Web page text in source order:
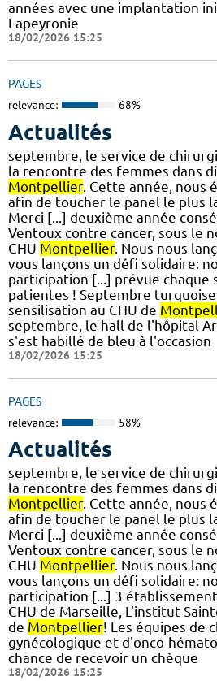
années avec une implantation
Lapeyronie
18/02/2026 15:25
PAGES
relevance: 68%
Actualités
septembre, le service de
la rencontre des femmes dans
Montpellier. Cette année, nous
afin de toucher le panel le plus
Merci [...] deuxième année
Ventoux contre cancer, sous le
CHU Montpellier. Nous nous
vous lançons un défi solidaire:
participation [...] prévue chaque
patientes ! Septembre
sensilisation au CHU de
septembre, le hall de l'hôpital
s'est habillé de bleu à l'occasion
18/02/2026 15:25
PAGES
relevance: 58%
Actualités
septembre, le service de
la rencontre des femmes dans
Montpellier. Cette année, nous
afin de toucher le panel le plus
Merci [...] deuxième année
Ventoux contre cancer, sous le
CHU Montpellier. Nous nous
vous lançons un défi solidaire:
participation [...] 3
CHU de Marseille, L'institut
de Montpellier! Les équipes de
gynécologique et d'onco-
chance de recevoir un chèque
18/02/2026 15:25